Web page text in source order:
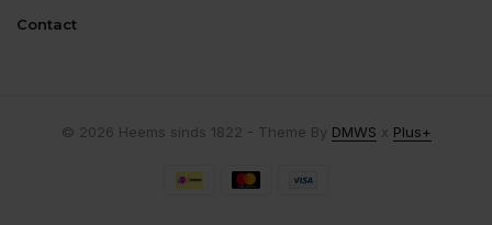
Contact
© 2026 Heems sinds 1822 - Theme By DMWS x Plus+